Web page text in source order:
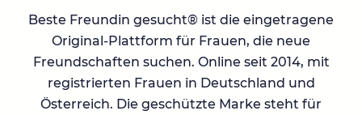
Beste Freundin gesucht® ist die eingetragene
Original-Plattform für Frauen, die neue
Freundschaften suchen. Online seit 2014, mit
registrierten Frauen in Deutschland und
Österreich. Die geschützte Marke steht für